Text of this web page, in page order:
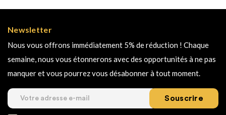
Newsletter
Nous vous offrons immédiatement 5% de réduction ! Chaque
semaine, nous vous étonnerons avec des opportunités à ne pas
manquer et vous pourrez vous désabonner à tout moment.
Souscrire